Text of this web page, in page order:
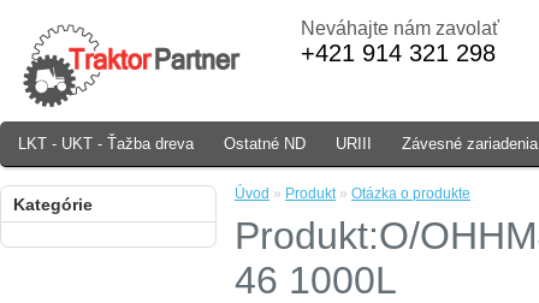
Neváhajte nám zavolať
+421 914 321 298
LKT - UKT - Ťažba dreva Ostatné ND URIII Závesné zariadenia
Kategórie
Úvod » Produkt» Otázka o produkte
Produkt:O/
46 1000L